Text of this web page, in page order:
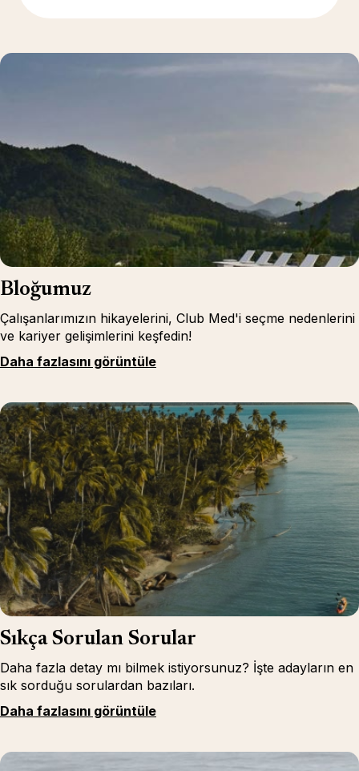
Bloğumuz
Çalışanlarımızın hikayelerini, Club Med'i seçme nedenlerini
ve kariyer gelişimlerini keşfedin!
Daha fazlasını görüntüle
Sıkça Sorulan Sorular
Daha fazla detay mı bilmek istiyorsunuz? İşte adayların en
sık sorduğu sorulardan bazıları.
Daha fazlasını görüntüle